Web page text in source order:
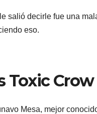
salió decirle fue una
eso.
Toxic Crow
Mesa, mejor